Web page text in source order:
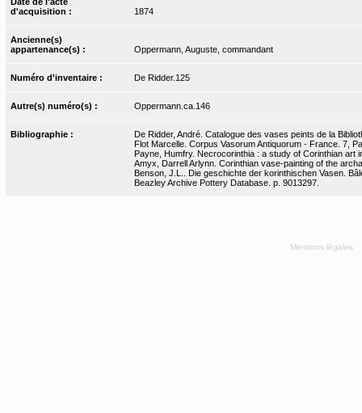
d'acquisition :
1874
Ancienne(s)
appartenance(s) :
Oppermann, Auguste, commandant
Numéro d'inventaire : De Ridder.125
Autre(s) numéro(s) : Oppermann.ca.146
Bibliographie :
De Ridder, André. Catalogue des vases peints de la
Flot Marcelle. Corpus Vasorum Antiquorum - France. 7,
Payne, Humfry. Necrocorinthia : a study of Corinthian art
Amyx, Darrell Arlynn. Corinthian vase-painting of the
Benson, J.L.. Die geschichte der korinthischen Vasen.
Beazley Archive Pottery Database. p. 9013297.
Mentions légales